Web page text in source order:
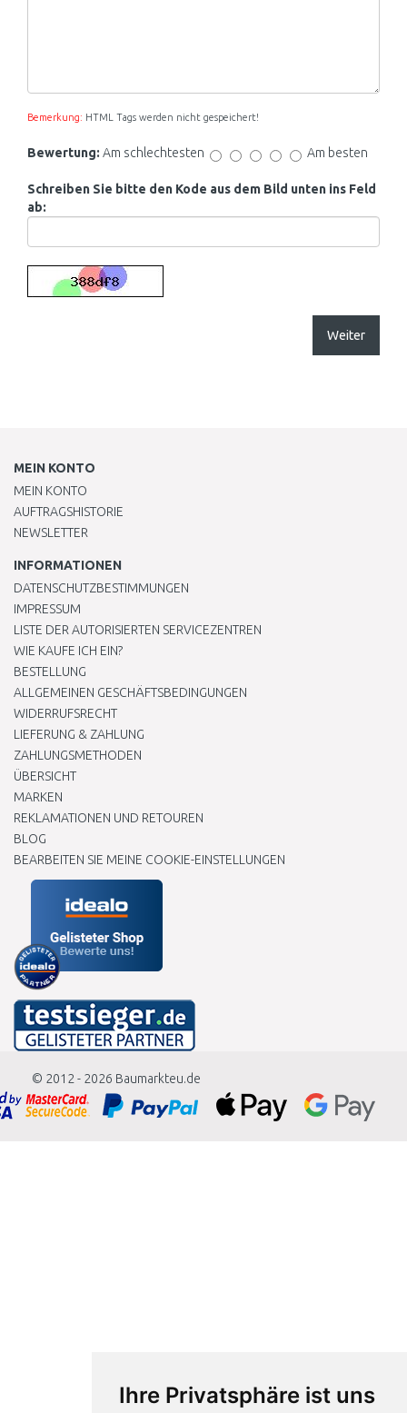
Ihre Privatsphäre ist uns
Bemerkung: HTML Tags werden nicht gespeichert!
Bewertung: Am schlechtesten Am besten
Schreiben Sie bitte den Kode aus dem Bild unten ins Feld
ab:
Weiter
MEIN KONTO
MEIN KONTO
AUFTRAGSHISTORIE
NEWSLETTER
INFORMATIONEN
DATENSCHUTZBESTIMMUNGEN
IMPRESSUM
LISTE DER AUTORISIERTEN SERVICEZENTREN
WIE KAUFE ICH EIN?
BESTELLUNG
ALLGEMEINEN GESCHÄFTSBEDINGUNGEN
WIDERRUFSRECHT
LIEFERUNG & ZAHLUNG
ZAHLUNGSMETHODEN
ÜBERSICHT
MARKEN
REKLAMATIONEN UND RETOUREN
BLOG
BEARBEITEN SIE MEINE COOKIE-EINSTELLUNGEN
© 2012 - 2026 Baumarkteu.de